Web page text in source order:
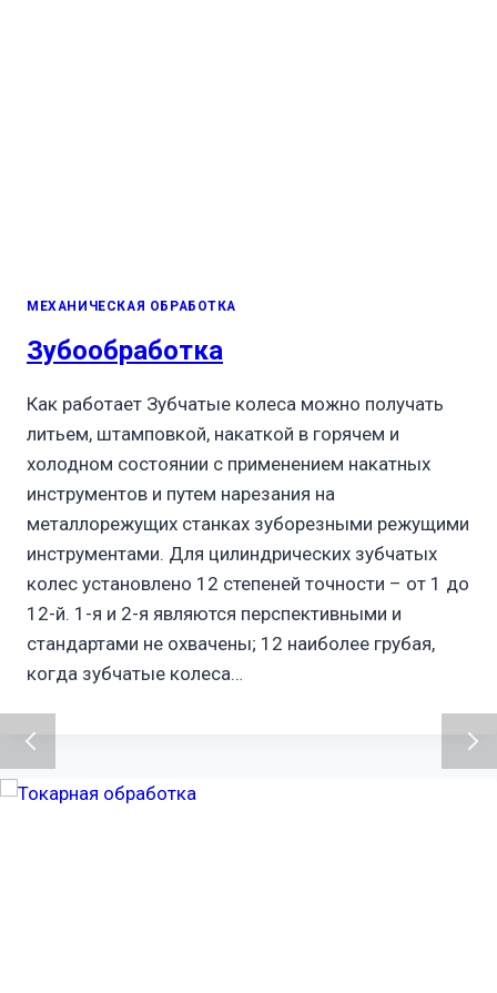
МЕХАНИЧЕСКАЯ ОБРАБОТКА
Зубообработка
Как работает Зубчатые колеса можно получать
литьем, штамповкой, накаткой в горячем и
холодном состоянии с применением накатных
инструментов и путем нарезания на
металлорежущих станках зуборезными режущими
инструментами. Для цилиндрических зубчатых
колес установлено 12 степеней точности – от 1 до
12-й. 1-я и 2-я являются перспективными и
стандартами не охвачены; 12 наиболее грубая,
когда зубчатые колеса…